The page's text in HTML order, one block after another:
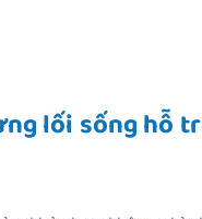
lối sống hỗ